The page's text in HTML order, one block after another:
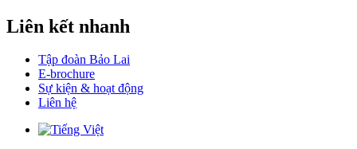
Liên kết nhanh
Tập đoàn Bảo Lai
E-brochure
Sự kiện & hoạt động
Liên hệ